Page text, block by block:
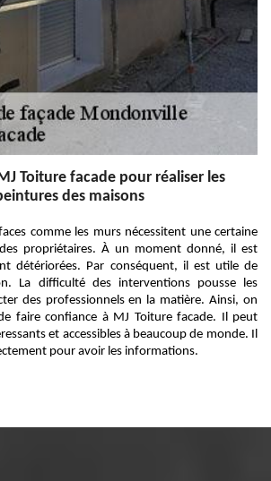
Toiture facade pour réaliser les
des maisons
comme les murs nécessitent une certaine
propriétaires. À un moment donné, il est
détériorées. Par conséquent, il est utile de
La difficulté des interventions pousse les
des professionnels en la matière. Ainsi, on
faire confiance à MJ Toiture facade. Il peut
et accessibles à beaucoup de monde. Il
pour avoir les informations.